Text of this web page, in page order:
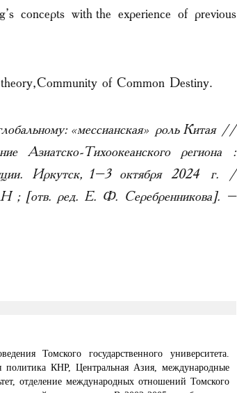
concepts with the experience of previous
theory, Community of Common Destiny.
«мессианская» роль Китая //
Азиатско-Тихоокеанского региона :
Иркутск, 1–3 октября 2024 г. /
ред. Е. Ф. Серебренникова]. –
Томского государственного университета.
политика КНР, Центральная Азия, международные
отделение международных отношений Томского